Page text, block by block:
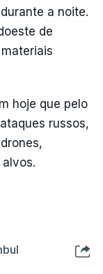
a noite.
de
hoje que pelo
russos,